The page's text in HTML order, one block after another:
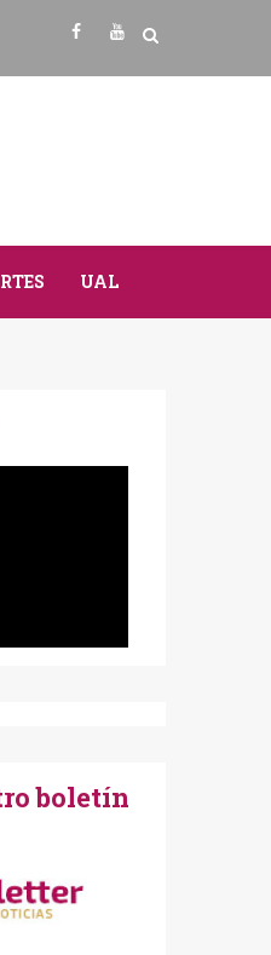
Facebook
Youtube
UAL
boletín